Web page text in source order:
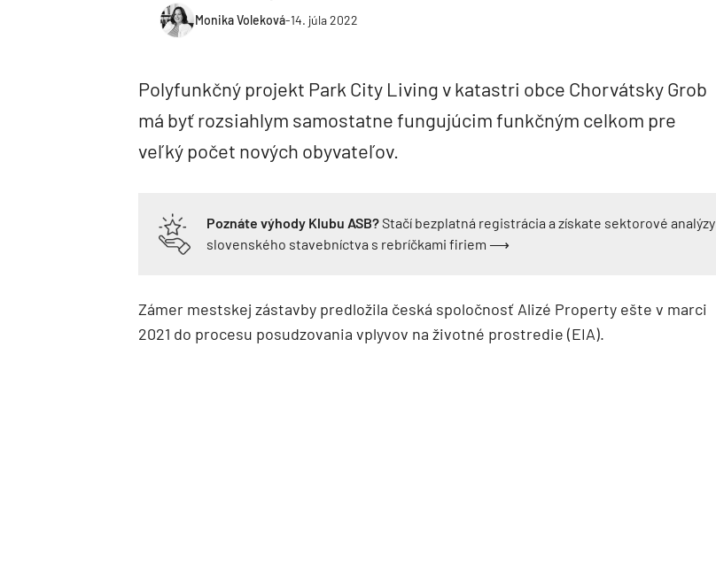
Monika Voleková-14. júla 2022
Polyfunkčný projekt Park City Living v katastri obce Chorvátsky Grob
má byť rozsiahlym samostatne fungujúcim funkčným celkom pre
veľký počet nových obyvateľov.
Poznáte výhody Klubu ASB?Stačí bezplatná registrácia a získate sektorové analýzy
slovenského stavebníctva s rebríčkami firiem ⟶
Zámer mestskej zástavby predložila česká spoločnosť Alizé Property ešte v marci
2021 do procesu posudzovania vplyvov na životné prostredie (EIA).